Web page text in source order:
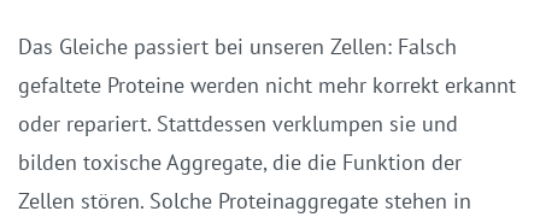
Das Gleiche passiert bei unseren Zellen: Falsch
gefaltete Proteine werden nicht mehr korrekt erkannt
oder repariert. Stattdessen verklumpen sie und
bilden toxische Aggregate, die die Funktion der
Zellen stören. Solche Proteinaggregate stehen in